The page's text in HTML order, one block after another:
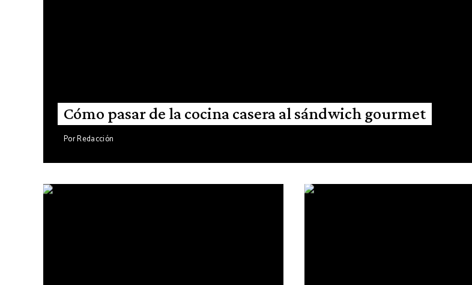
Cómo pasar de la cocina casera al sándwich gourmet
PorRedacción